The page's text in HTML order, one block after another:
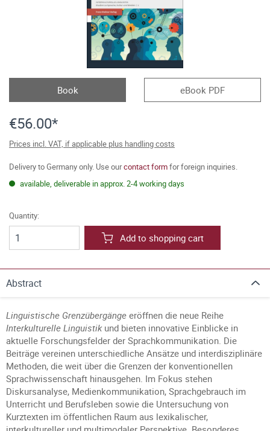
Book eBook PDF
€56.00*
Prices incl. VAT, if applicable plus handling costs
Delivery to Germany only. Use ourcontact formfor foreign inquiries.
available, deliverable in approx. 2-4 working days
Quantity:
Add to shopping cart
Abstract
Linguistische Grenzübergänge eröffnen die neue Reihe
Interkulturelle Linguistik und bieten innovative Einblicke in
aktuelle Forschungsfelder der Sprachkommunikation. Die
Beiträge vereinen unterschiedliche Ansätze und interdisziplinäre
Methoden, die weit über die Grenzen der konventionellen
Sprachwissenschaft hinausgehen. Im Fokus stehen
Diskursanalyse, Medienkommunikation, Sprachgebrauch im
Unterricht und Berufsleben sowie die Untersuchung von
Kurztexten im öffentlichen Raum aus lexikalischer,